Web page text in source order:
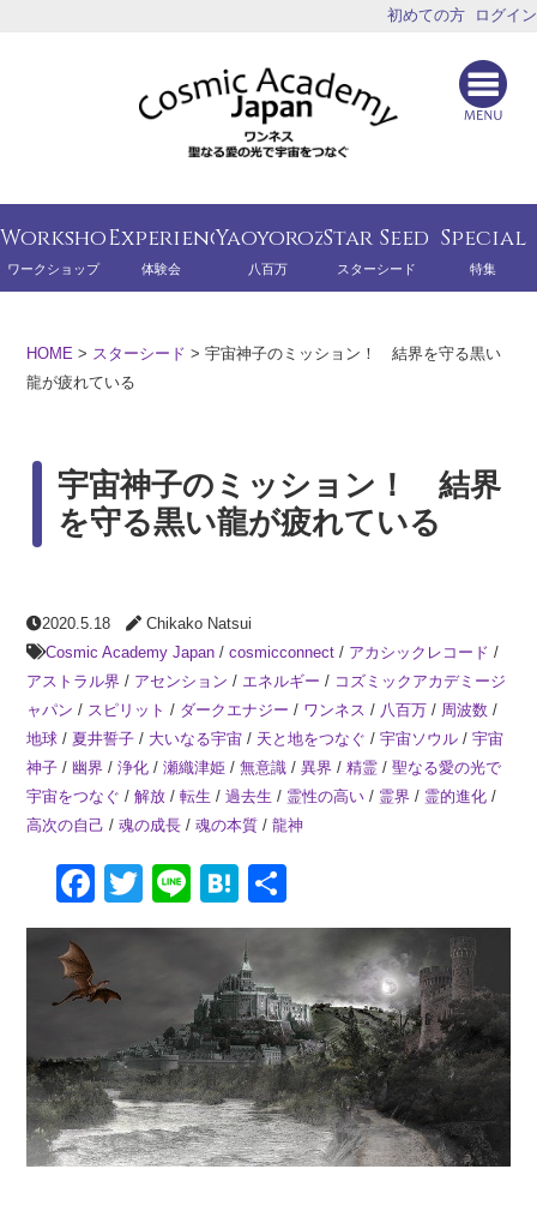
初めての方 ログイン
Workshop
ワークショップ
Experience
体験会
Yaoyorozu
八百万
Star Seed
スターシード
Special
特集
HOME > スターシード >宇宙神子のミッション！ 結界を守る黒い
龍が疲れている
宇宙神子のミッション！ 結界
を守る黒い龍が疲れている
2020.5.18
Chikako Natsui
Cosmic Academy Japan /cosmicconnect / アカシックレコード /
アストラル界 / アセンション / エネルギー / コズミックアカデミージ
ャパン / スピリット / ダークエナジー / ワンネス / 八百万 / 周波数 /
地球 / 夏井誓子 / 大いなる宇宙 / 天と地をつなぐ /宇宙ソウル /宇宙
神子 / 幽界 /浄化 /瀬織津姫 /無意識 /異界 /精霊 /聖なる愛の光で
宇宙をつなぐ /解放 /転生 /過去生 / 霊性の高い / 霊界 / 霊的進化 /
高次の自己 /魂の成長 /魂の本質 /龍神
Facebook
Twitter
LineHatena
共
有